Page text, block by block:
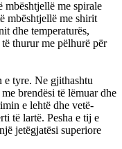
mbështjellë me spirale
mbështjellë me shirit
dhe temperaturës,
thurur me pëlhurë për
tyre. Ne gjithashtu
brendësi të lëmuar dhe
e lehtë dhe vetë-
të lartë. Pesha e tij e
jetëgjatësi superiore